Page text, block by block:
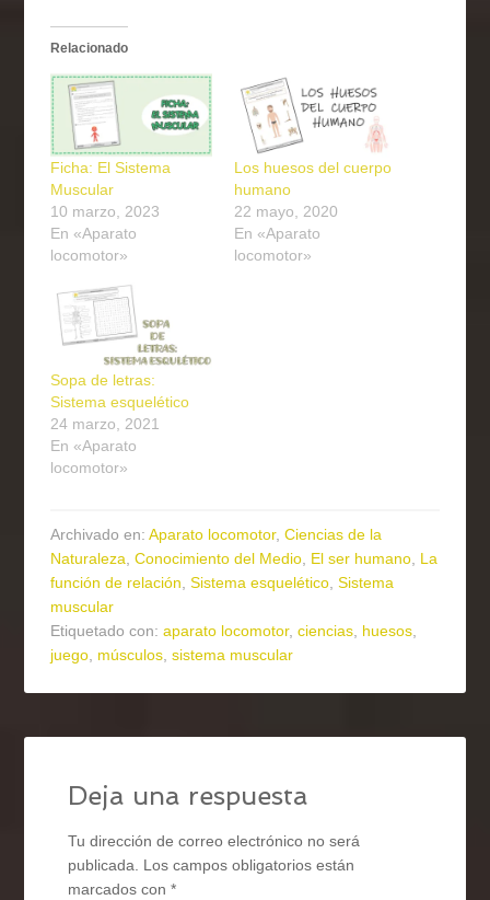
Relacionado
Ficha: El Sistema
Muscular
10 marzo, 2023
En «Aparato
locomotor»
Los huesos del cuerpo
humano
22 mayo, 2020
En «Aparato
locomotor»
Sopa de letras:
Sistema esquelético
24 marzo, 2021
En «Aparato
locomotor»
Archivado en:Aparato locomotor,Ciencias de la
Naturaleza,Conocimiento del Medio, El ser humano, La
función de relación,Sistema esquelético,Sistema
muscular
Etiquetado con:aparato locomotor,ciencias, huesos,
juego, músculos,sistema muscular
Deja una respuesta
Tu dirección de correo electrónico no será
publicada. Los campos obligatorios están
marcados con*